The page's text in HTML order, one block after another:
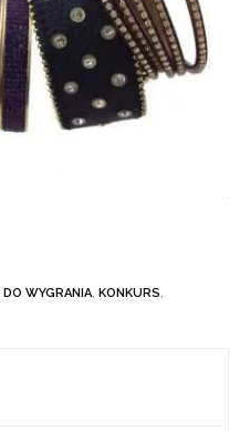
DO WYGRANIA, KONKURS,